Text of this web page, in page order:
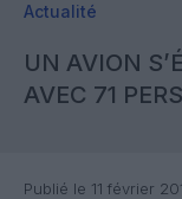
Actualité
UN AVION
AVEC 71
Publié le 11 février